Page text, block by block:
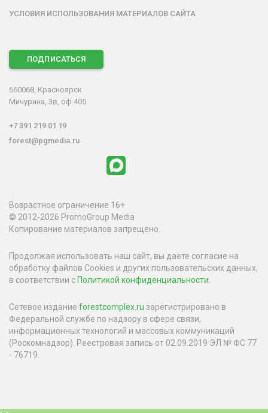
УСЛОВИЯ ИСПОЛЬЗОВАНИЯ МАТЕРИАЛОВ САЙТА
ПОДПИСАТЬСЯ
660068, Красноярск
Мичурина, 3в, оф.405
+7 391 219 01 19
forest@pgmedia.ru
Возрастное ограничение 16+
© 2012-2026 PromoGroup Media
Копирование материалов запрещено.
Продолжая использовать наш сайт, вы даете согласие на
обработку файлов Cookies и других пользовательских данных,
в соответствии с Политикой конфиденциальности
Сетевое издание forestcomplex.ru зарегистрировано в
Федеральной службе по надзору в сфере связи,
информационных технологий и массовых коммуникаций
(Роскомнадзор). Реестровая запись от 02.09.2019 ЭЛ № ФС 77
- 76719.